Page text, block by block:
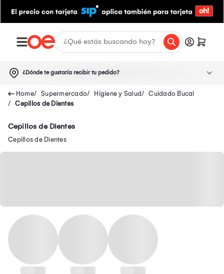
¿Dónde te gustaría recibir tu pedido?
Supermercado Higiene y Salud
Cuidado Bucal
Cepillos de Dientes
Cepillos de Dientes
Cepillos de Dientes